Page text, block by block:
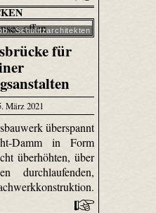
Schulitzarchitekten
für
März 2021
überspannt
Damm in Form
überhöhten, über
durchlaufenden,